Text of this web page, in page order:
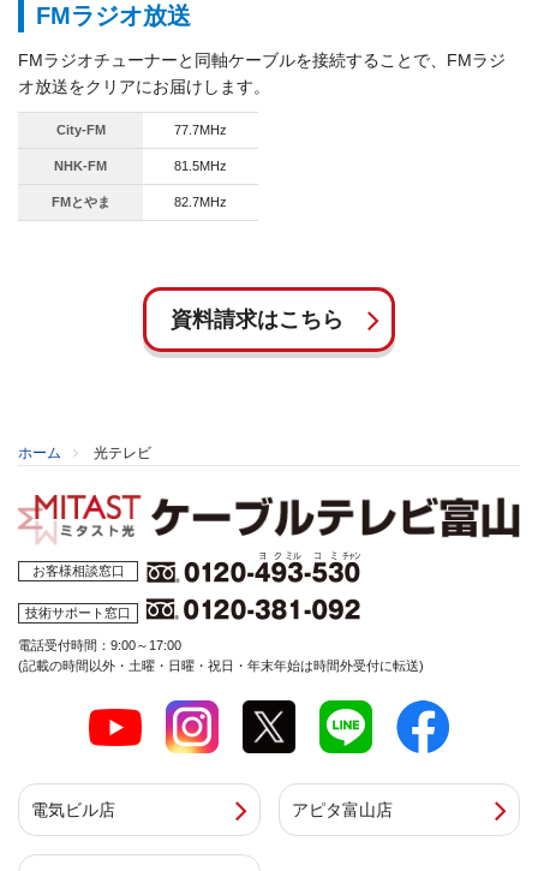
FMラジオ放送
FMラジオチューナーと同軸ケーブルを接続することで、FMラジ
オ放送をクリアにお届けします。
City-FM 77.7MHz
NHK-FM 81.5MHz
FMとやま 82.7MHz
資料請求はこちら
ホーム 光テレビ
お客様相談窓口
技術サポート窓口
電話受付時間：9:00～17:00
(記載の時間以外・土曜・日曜・祝日・年末年始は時間外受付に転送)
電気ビル店 アピタ富山店